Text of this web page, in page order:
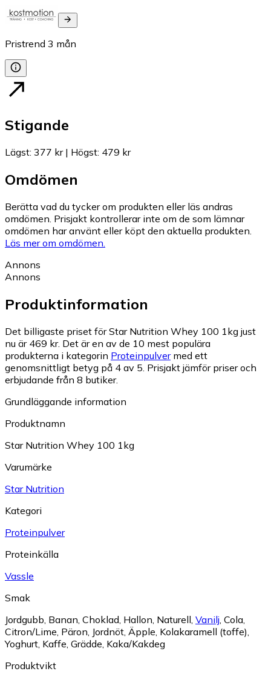
Pristrend 3 mån
Stigande
Lägst: 377 kr| Högst: 479 kr
Omdömen
Berätta vad du tycker om produkten eller läs andras
omdömen. Prisjakt kontrollerar inte om de som lämnar
omdömen har använt eller köpt den aktuella produkten.
Läs mer om omdömen.
Annons
Annons
Produktinformation
Det billigaste priset för Star Nutrition Whey 100 1kg just
nu är 469 kr. Det är en av de 10 mest populära
produkterna i kategorin Proteinpulvermed ett
genomsnittligt betyg på 4 av 5. Prisjakt jämför priser och
erbjudande från 8 butiker.
Grundläggande information
Produktnamn
Star Nutrition Whey 100 1kg
Varumärke
Star Nutrition
Kategori
Proteinpulver
Proteinkälla
Vassle
Smak
Jordgubb Banan Choklad Hallon Naturell Vanilj Cola
Citron/Lime Päron Jordnöt Äpple Kolakaramell (toffe)
Yoghurt Kaffe Grädde Kaka/Kakdeg
Produktvikt